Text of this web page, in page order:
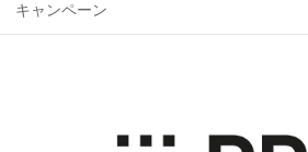
キャンペーン